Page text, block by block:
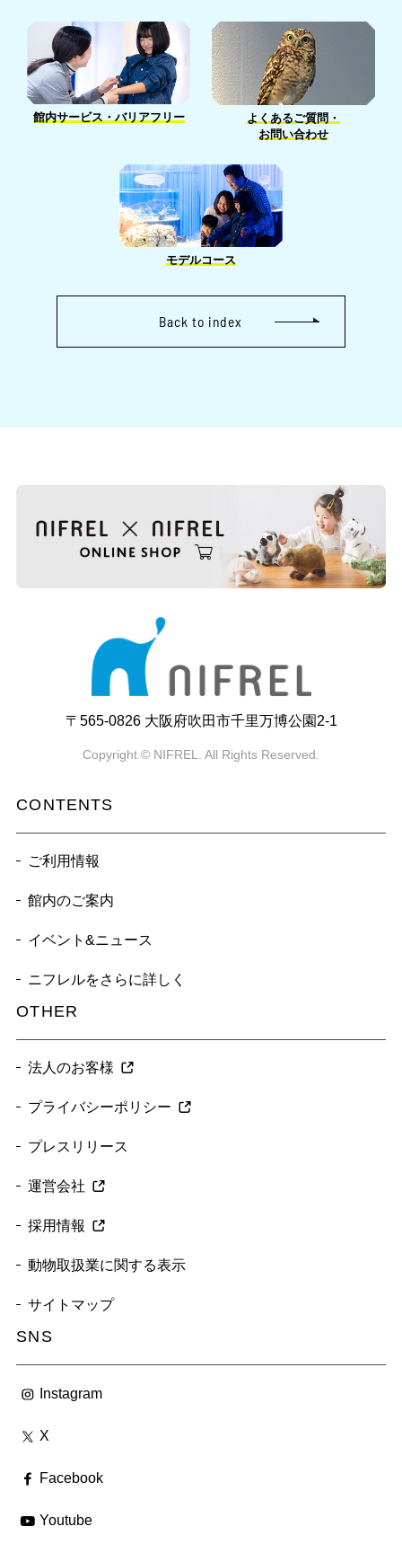
館内サービス・バリアフリー
よくあるご質問・
お問い合わせ
モデルコース
Back to index
〒565-0826 大阪府吹田市千里万博公園2-1
Copyright © NIFREL. All Rights Reserved.
CONTENTS
ご利用情報
館内のご案内
イベント&ニュース
ニフレルをさらに詳しく
OTHER
法人のお客様
プライバシーポリシー
プレスリリース
運営会社
採用情報
動物取扱業に関する表示
サイトマップ
SNS
Instagram
X
Facebook
Youtube